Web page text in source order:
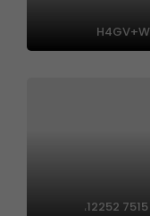
4207 الشيخ عبدالله العنقري، الورود، الرياض 12252 7515،